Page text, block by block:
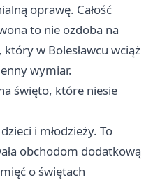
oprawę. Całość
to nie ozdoba na
w Bolesławcu wciąż
wymiar.
święto, które niesie
i młodzieży. To
obchodom dodatkową
o świętach